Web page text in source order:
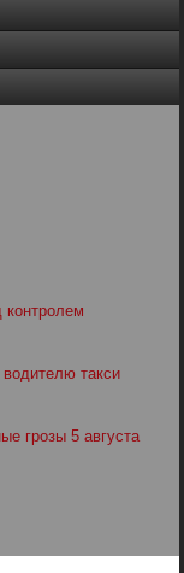
контролем
такси
грозы 5 августа